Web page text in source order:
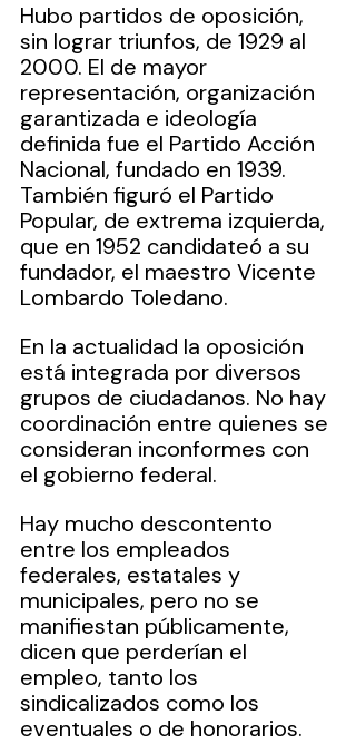
Hubo partidos de oposición,
sin lograr triunfos, de 1929 al
2000. El de mayor
representación, organización
garantizada e ideología
definida fue el Partido Acción
Nacional, fundado en 1939.
También figuró el Partido
Popular, de extrema izquierda,
que en 1952 candidateó a su
fundador, el maestro Vicente
Lombardo Toledano.
En la actualidad la oposición
está integrada por diversos
grupos de ciudadanos. No hay
coordinación entre quienes se
consideran inconformes con
el gobierno federal.
Hay mucho descontento
entre los empleados
federales, estatales y
municipales, pero no se
manifiestan públicamente,
dicen que perderían el
empleo, tanto los
sindicalizados como los
eventuales o de honorarios.